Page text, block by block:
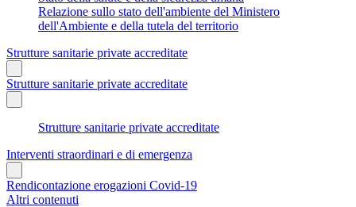
Relazione sullo stato dell'ambiente del Ministero
dell'Ambiente e della tutela del territorio
Strutture sanitarie private accreditate
Strutture sanitarie private accreditate
Strutture sanitarie private accreditate
Interventi straordinari e di emergenza
Rendicontazione erogazioni Covid-19
Altri contenuti